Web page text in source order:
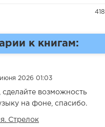
418
к книгам:
2026 01:03
сделайте возможность
на фоне, спасибо.
Стрелок